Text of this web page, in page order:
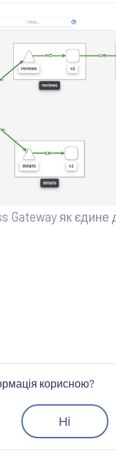
Gateway як єдине
корисною?
Ні